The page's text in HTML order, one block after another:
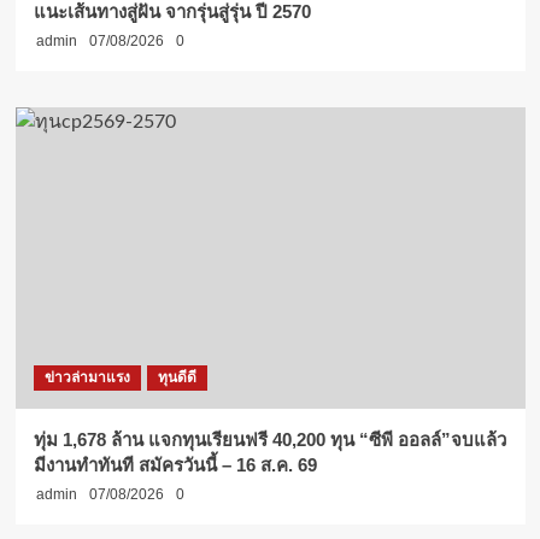
แนะเส้นทางสู่ฝัน จากรุ่นสู่รุ่น ปี 2570
admin 07/08/2026 0
ข่าวล่ามาแรง ทุนดีดี
ทุ่ม 1,678 ล้าน แจกทุนเรียนฟรี 40,200 ทุน “ซีพี ออลล์”จบแล้ว
มีงานทำทันที สมัครวันนี้ – 16 ส.ค. 69
admin 07/08/2026 0